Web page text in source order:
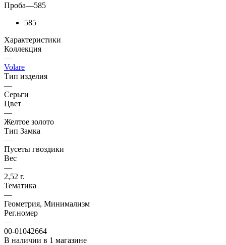
Проба—585
585
Характеристики
Коллекция
—
Volare
Тип изделия
—
Серьги
Цвет
—
Желтое золото
Тип Замка
—
Пусеты гвоздики
Вес
—
2,52 г.
Тематика
—
Геометрия, Минимализм
Рег.номер
—
00-01042664
В наличии в 1 магазине